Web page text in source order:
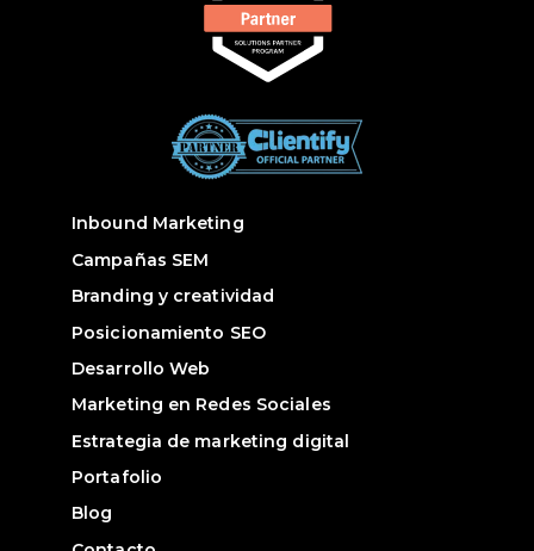
Inbound Marketing
Campañas SEM
Branding y creatividad
Posicionamiento SEO
Desarrollo Web
Marketing en Redes Sociales
Estrategia de marketing digital
Portafolio
Blog